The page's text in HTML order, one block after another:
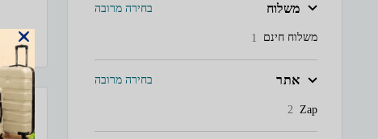
משלוח בחירה מרובה
משלוח חינם 1
אתר בחירה מרובה
Zap
2